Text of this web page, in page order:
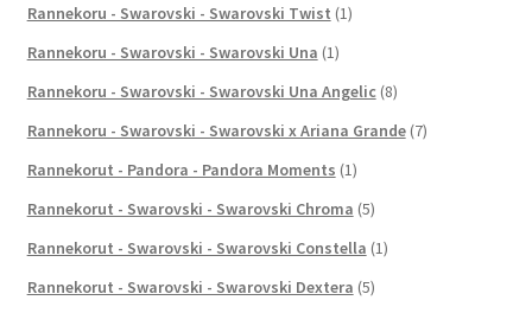
Rannekoru - Swarovski - Swarovski Twist (1)
Rannekoru - Swarovski - Swarovski Una (1)
Rannekoru - Swarovski - Swarovski Una Angelic (8)
Rannekoru - Swarovski - Swarovski x Ariana Grande (7)
Rannekorut - Pandora - Pandora Moments (1)
Rannekorut - Swarovski - Swarovski Chroma (5)
Rannekorut - Swarovski - Swarovski Constella (1)
Rannekorut - Swarovski - Swarovski Dextera (5)